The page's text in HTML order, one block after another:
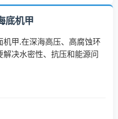
底机甲
甲.在深海高压、高腐蚀环
决水密性、抗压和能源问